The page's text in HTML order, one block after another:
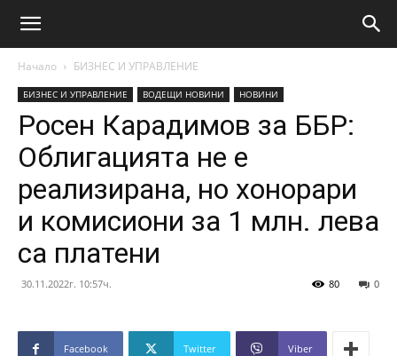
Начало БИЗНЕС И УПРАВЛЕНИЕ
БИЗНЕС И УПРАВЛЕНИЕ ВОДЕЩИ НОВИНИ НОВИНИ
Росен Карадимов за ББР:
Облигацията не е
реализирана, но хонорари
и комисиони за 1 млн. лева
са платени
30.11.2022г. 10:57ч. 0
80
Facebook Twitter Viber